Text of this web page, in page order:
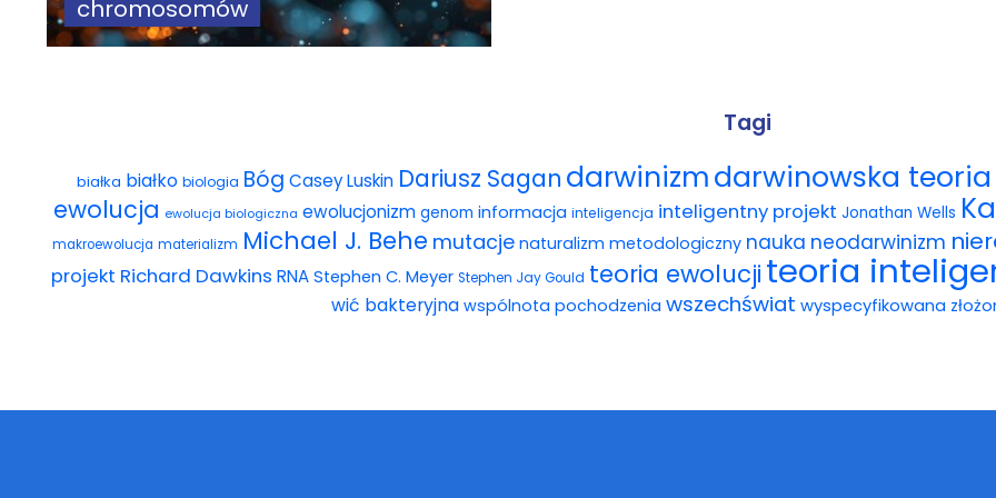
chromosomów
Tagi
białka białko biologia Bóg Casey Luskin Dariusz Sagan darwinizmdarwinowska
ewolucja ewolucja biologiczna ewolucjonizm genom informacja inteligencja inteligentny projekt Jonathan Wells
makroewolucja materializm Michael J. Behe mutacje naturalizm metodologiczny nauka neodarwinizm
projekt Richard Dawkins RNA Stephen C. Meyer Stephen Jay Gould teoria ewolucji teoria
wić bakteryjna wspólnota pochodzenia wszechświat wyspecyfikowana